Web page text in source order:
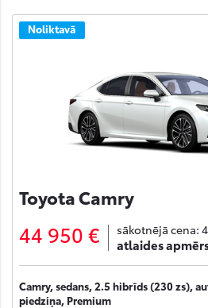
Noliktavā
Toyota Camry
44 950 € sākotnējā cena:
atlaides
Camry, sedans, 2.5 hibrīds (230 zs),
piedziņa, Premium